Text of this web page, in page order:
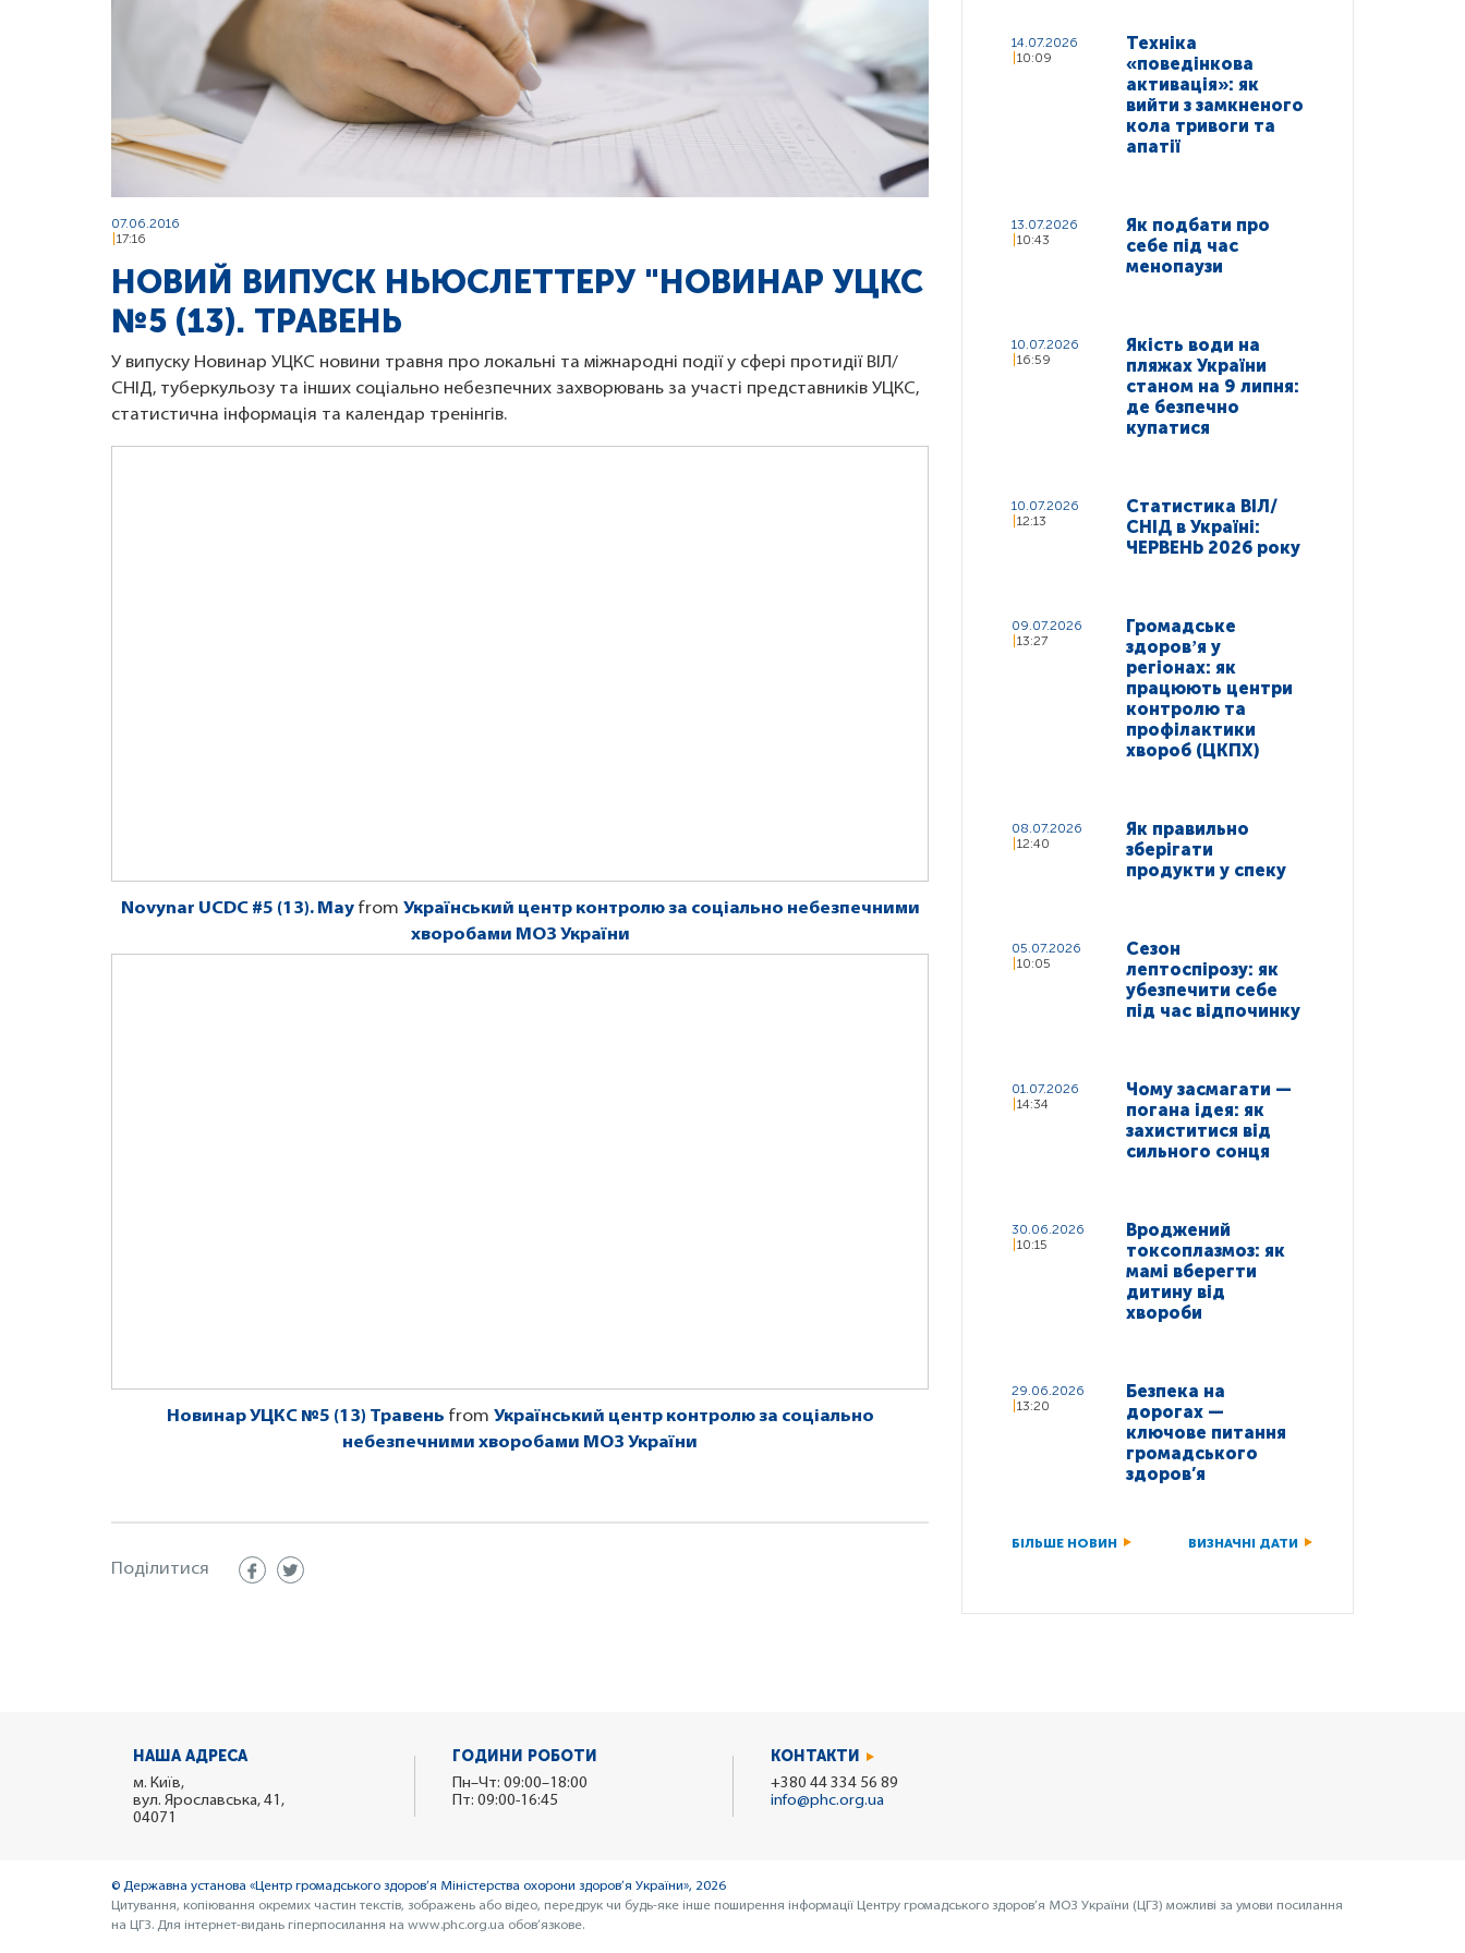
07.06.2016
17:16
НОВИЙ ВИПУСК НЬЮСЛЕТТЕРУ "НОВИНАР УЦКС
№5 (13). ТРАВЕНЬ
У випуску Новинар УЦКС новини травня про локальні та міжнародні події у сфері протидії ВІЛ/
СНІД, туберкульозу та інших соціально небезпечних захворювань за участі представників УЦКС,
статистична інформація та календар тренінгів.
Novynar UCDC #5 (13). May from Український центр контролю за соціально небезпечними
хворобами МОЗ України
Новинар УЦКС №5 (13) Травень from Український центр контролю за соціально
небезпечними хворобами МОЗ України
Поділитися
14.07.2026
10:09
Техніка
«поведінкова
активація»: як
вийти з замкненого
кола тривоги та
апатії
13.07.2026
10:43
Як подбати про
себе під час
менопаузи
10.07.2026
16:59
Якість води на
пляжах України
станом на 9 липня:
де безпечно
купатися
10.07.2026
12:13
Статистика ВІЛ/
СНІД в Україні:
ЧЕРВЕНЬ 2026 року
09.07.2026
13:27
Громадське
здоровʼя у
регіонах: як
працюють центри
контролю та
профілактики
хвороб (ЦКПХ)
08.07.2026
12:40
Як правильно
зберігати
продукти у спеку
05.07.2026
10:05
Сезон
лептоспірозу: як
убезпечити себе
під час відпочинку
01.07.2026
14:34
Чому засмагати —
погана ідея: як
захиститися від
сильного сонця
30.06.2026
10:15
Вроджений
токсоплазмоз: як
мамі вберегти
дитину від
хвороби
29.06.2026
13:20
Безпека на
дорогах —
ключове питання
громадського
здоров’я
БІЛЬШЕ НОВИН ВИЗНАЧНІ ДАТИ
НАША АДРЕСА
м. Київ,
вул. Ярославська, 41,
04071
ГОДИНИ РОБОТИ
Пн–Чт: 09:00–18:00
Пт: 09:00-16:45
КОНТАКТИ
+380 44 334 56 89
info@phc.org.ua
© Державна установа «Центр громадського здоров’я Міністерства охорони здоров’я України», 2026
Цитування, копіювання окремих частин текстів, зображень або відео, передрук чи будь-яке інше поширення інформації Центру громадського здоров’я МОЗ України (ЦГЗ) можливі за умови посилання
на ЦГЗ. Для інтернет-видань гіперпосилання на www.phc.org.ua обов’язкове.